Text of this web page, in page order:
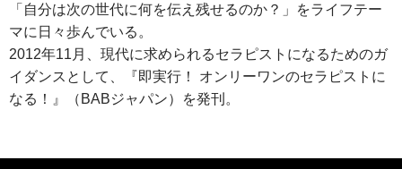
「自分は次の世代に何を伝え残せるのか？」をライフテー
マに日々歩んでいる。
2012年11月、現代に求められるセラピストになるためのガ
イダンスとして、『即実行！ オンリーワンのセラピストに
なる！』（BABジャパン）を発刊。